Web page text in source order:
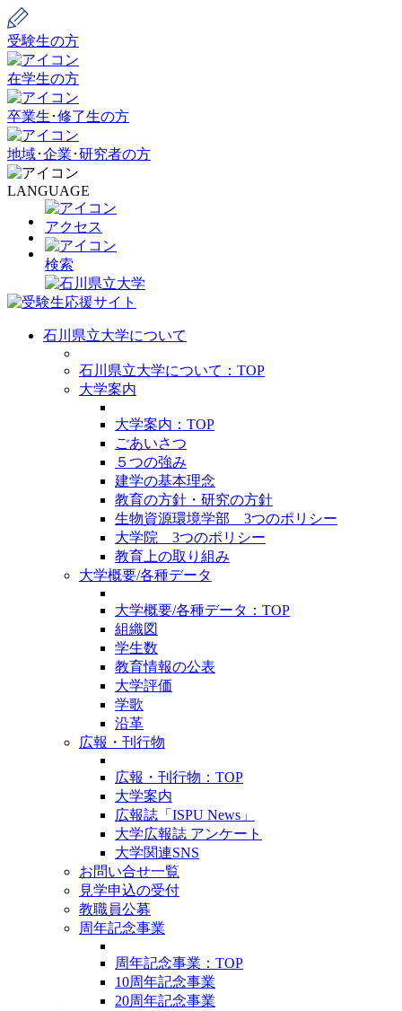
受験生の方
在学生の方
卒業生･修了生の方
地域･企業･研究者の方
LANGUAGE
アクセス
検索
石川県立大学について
石川県立大学について：TOP
大学案内
大学案内：TOP
ごあいさつ
５つの強み
建学の基本理念
教育の方針・研究の方針
生物資源環境学部 3つのポリシー
大学院 3つのポリシー
教育上の取り組み
大学概要/各種データ
大学概要/各種データ：TOP
組織図
学生数
教育情報の公表
大学評価
学歌
沿革
広報・刊行物
広報・刊行物：TOP
大学案内
広報誌「ISPU News」
大学広報誌 アンケート
大学関連SNS
お問い合せ一覧
見学申込の受付
教職員公募
周年記念事業
周年記念事業：TOP
10周年記念事業
20周年記念事業